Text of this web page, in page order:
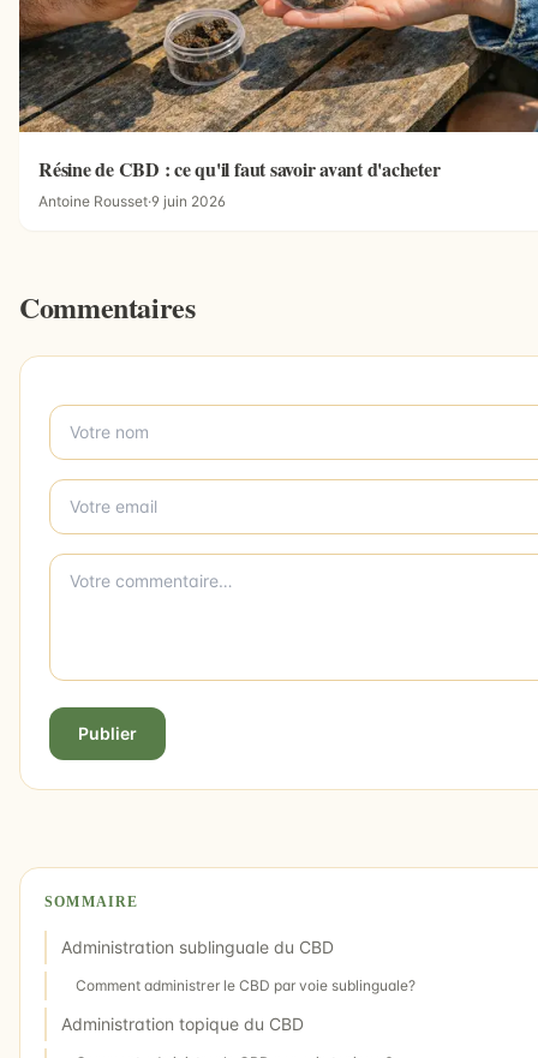
Résine de CBD : ce qu'il faut savoir avant d'acheter
Antoine Rousset·9 juin 2026
Commentaires
Publier
SOMMAIRE
Administration sublinguale du CBD
Comment administrer le CBD par voie sublinguale?
Administration topique du CBD